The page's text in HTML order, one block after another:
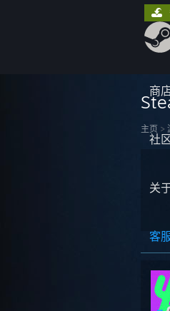
商
社
关
客
主页 >